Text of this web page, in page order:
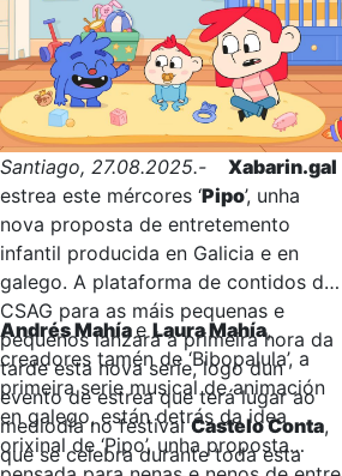
Santiago, 27.08.2025.-
Xabarin.gal
estrea este mércores ‘Pipo’, unha
nova proposta de entretemento
infantil producida en Galicia e en
galego. A plataforma de contidos da
CSAG para as máis pequenas e
pequenos lanzará a primeira hora da
tarde esta nova serie, logo dun
evento de estrea que terá lugar ao
mediodía no festivalCastelo Conta,
que se celebra durante toda esta
Andrés MahíaeLaura Mahía,
creadores tamén de ‘Bibopalula’, a
primeira serie musical de animación
en galego, están detrás da idea
orixinal de ‘Pipo’, unha proposta